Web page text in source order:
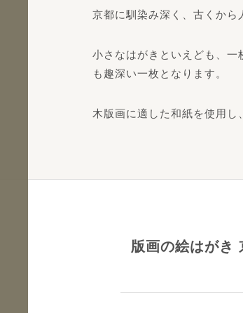
京都に馴染み深く、古くから
小さなはがきといえども、
も趣深い一枚となります。
木版画に適した和紙を使用し
版画の絵はがき